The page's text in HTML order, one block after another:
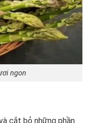
ngon
cắt bỏ những phần